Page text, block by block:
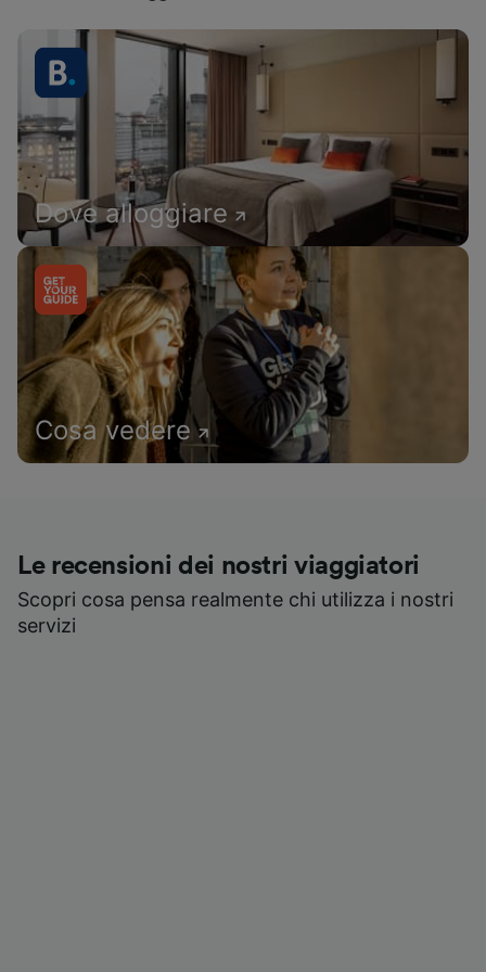
Dove alloggiare
Cosa vedere
Le recensioni dei nostri viaggiatori
Scopri cosa pensa realmente chi utilizza i nostri
servizi